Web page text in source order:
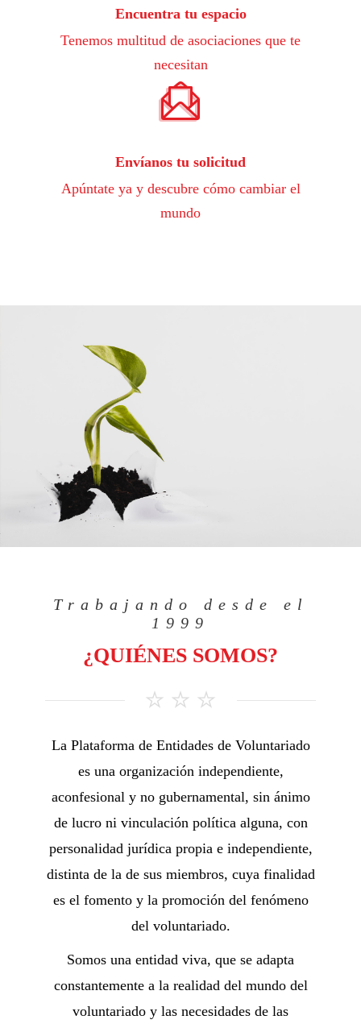
Encuentra tu espacio
Tenemos multitud de asociaciones que te
necesitan
Envíanos tu solicitud
Apúntate ya y descubre cómo cambiar el
mundo
Trabajando desde el
1999
¿QUIÉNES SOMOS?
La Plataforma de Entidades de Voluntariado
es una organización independiente,
aconfesional y no gubernamental, sin ánimo
de lucro ni vinculación política alguna, con
personalidad jurídica propia e independiente,
distinta de la de sus miembros, cuya finalidad
es el fomento y la promoción del fenómeno
del voluntariado.
Somos una entidad viva, que se adapta
constantemente a la realidad del mundo del
voluntariado y las necesidades de las